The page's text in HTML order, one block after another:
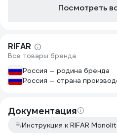
Маевского и параПосмотреть
RIFAR
Все товары бренда
Россия — родина бренда
Россия — страна
Документация
Инструкция к RIFAR